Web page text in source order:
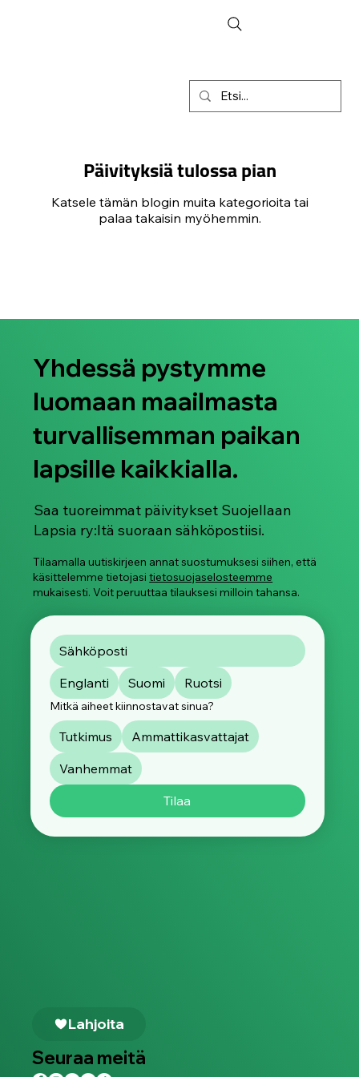
Päivityksiä tulossa pian
Katsele tämän blogin muita kategorioita tai
palaa takaisin myöhemmin.
Yhdessä pystymme
luomaan maailmasta
turvallisemman paikan
lapsille kaikkialla.
Saa tuoreimmat päivitykset Suojellaan
Lapsia ry:ltä suoraan sähköpostiisi.
Tilaamalla uutiskirjeen annat suostumuksesi siihen, että
käsittelemme tietojasitietosuojaselosteemme
mukaisesti. Voit peruuttaa tilauksesi milloin tahansa.
Englanti Suomi Ruotsi
Mitkä aiheet kiinnostavat sinua?
Tutkimus
Ammattikasvattajat
Vanhemmat
Tilaa
Lahjoita
Seuraa meitä